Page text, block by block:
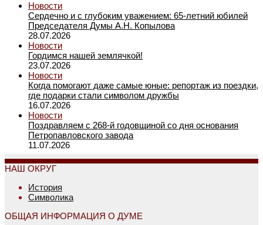
Новости
Сердечно и с глубоким уважением: 65-летний юбилей
Председателя Думы А.Н. Копылова
28.07.2026
Новости
Гордимся нашей землячкой!
23.07.2026
Новости
Когда помогают даже самые юные: репортаж из поездки,
где подарки стали символом дружбы
16.07.2026
Новости
Поздравляем с 268-й годовщиной со дня основания
Петропавловского завода
11.07.2026
НАШ ОКРУГ
История
Символика
ОБЩАЯ ИНФОРМАЦИЯ О ДУМЕ